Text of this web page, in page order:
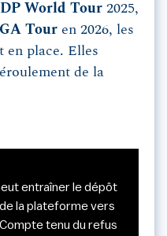
DP World Tour 2025,
Tour en 2026, les
en place. Elles
de la
entraîner le dépôt
la plateforme vers
tenu du refus